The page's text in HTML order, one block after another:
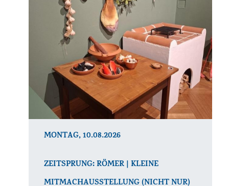
MONTAG, 10.08.2026
ZEITSPRUNG: RÖMER | KLEINE
MITMACHAUSSTELLUNG (NICHT NUR)